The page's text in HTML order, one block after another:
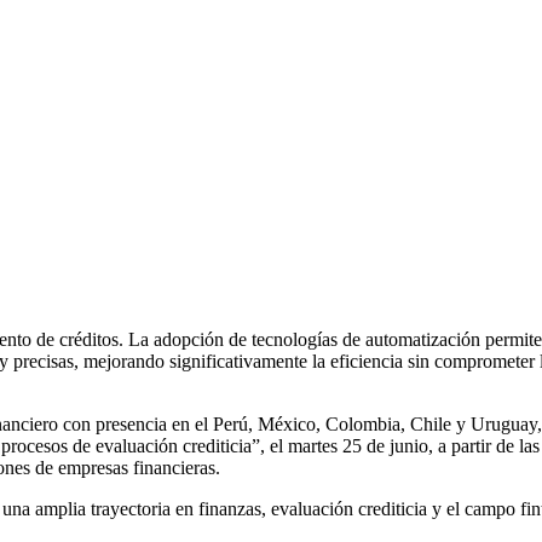
de créditos. La adopción de tecnologías de automatización
mejorando significativamente la eficiencia sin
con presencia en el Perú, México, Colombia, Chile y
de evaluación crediticia”, el martes 25 de junio, a partir de
de empresas financieras.
amplia trayectoria en finanzas, evaluación crediticia y el campo